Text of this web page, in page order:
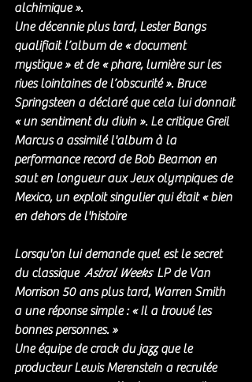
alchimique ».
Une décennie plus tard, Lester Bangs
qualifiait l’album de « document
mystique » et de « phare, lumière sur les
rives lointaines de l’obscurité ». Bruce
Springsteen a déclaré que cela lui donnait
« un sentiment du divin ». Le critique Greil
Marcus a assimilé l'album à la
performance record de Bob Beamon en
saut en longueur aux Jeux olympiques de
Mexico, un exploit singulier qui était « bien
en dehors de l'histoire
Lorsqu'on lui demande quel est le secret
du classique Astral Weeks LP de Van
Morrison 50 ans plus tard, Warren Smith
a une réponse simple : « Il a trouvé les
bonnes personnes. »
Une équipe de crack du jazz que le
producteur Lewis Merenstein a recrutée